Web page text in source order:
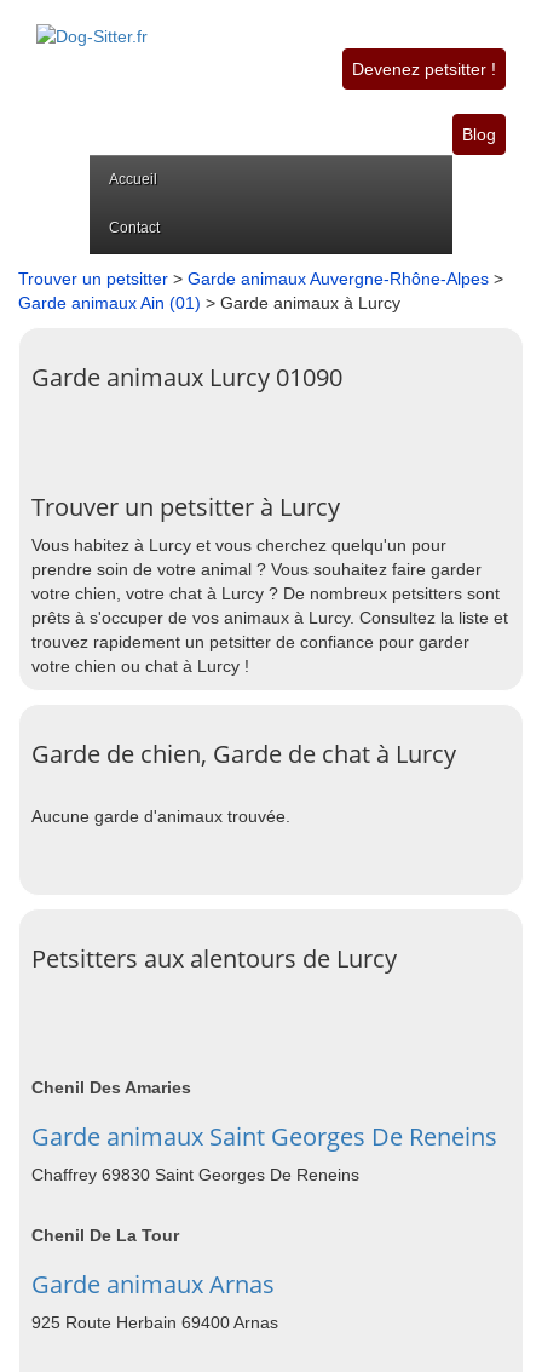
Devenez petsitter !
Blog
Accueil
Contact
Trouver un petsitter > Garde animaux Auvergne-Rhône-Alpes >
Garde animaux Ain (01) > Garde animaux à Lurcy
Garde animaux Lurcy 01090
Trouver un petsitter à Lurcy
Vous habitez à Lurcy et vous cherchez quelqu'un pour
prendre soin de votre animal ? Vous souhaitez faire garder
votre chien, votre chat à Lurcy ? De nombreux petsitters sont
prêts à s'occuper de vos animaux à Lurcy. Consultez la liste et
trouvez rapidement un petsitter de confiance pour garder
votre chien ou chat à Lurcy !
Garde de chien, Garde de chat à Lurcy
Aucune garde d'animaux trouvée.
Petsitters aux alentours de Lurcy
Chenil Des Amaries
Garde animaux Saint Georges De Reneins
Chaffrey 69830 Saint Georges De Reneins
Chenil De La Tour
Garde animaux Arnas
925 Route Herbain 69400 Arnas